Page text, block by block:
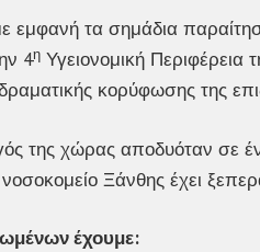
εμφανή τα σημάδια
4η Υγειονομική Περιφέρεια
κορύφωσης της
της χώρας αποδυόταν σε
Ξάνθης έχει
έχουμε: